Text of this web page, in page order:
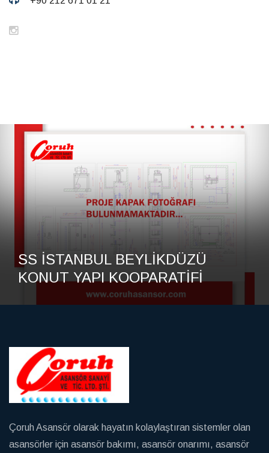
İSTANBUL BEYLİKDÜZÜ
YAPI KOOPARATİFİ
Çoruh Asansör olarak hayatın kolaylaştıran sistemler olan
asansörler için asansör bakımı, asansör onarımı, asansör